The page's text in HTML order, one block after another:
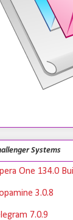
Systems
One 134.0
3.0.8
7.0.9